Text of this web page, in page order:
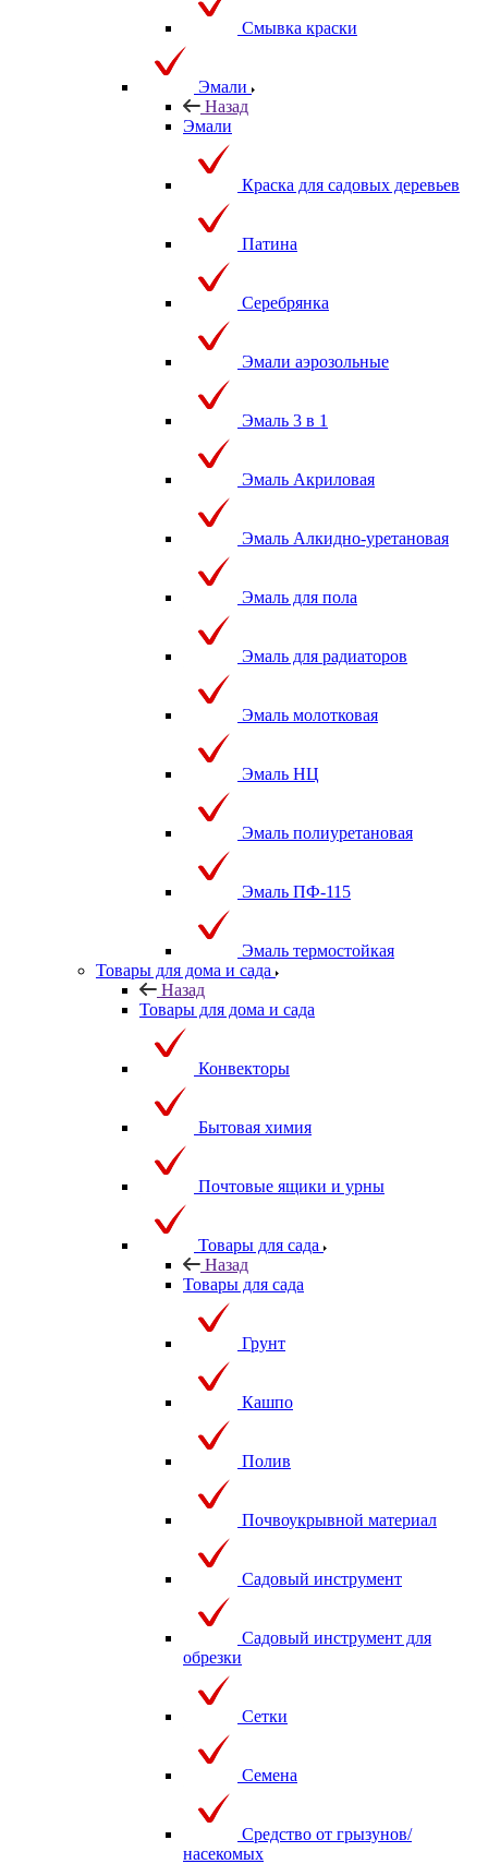
Смывка краски
Эмали
Назад
Эмали
Краска для садовых деревьев
Патина
Серебрянка
Эмали аэрозольные
Эмаль 3 в 1
Эмаль Акриловая
Эмаль Алкидно-уретановая
Эмаль для пола
Эмаль для радиаторов
Эмаль молотковая
Эмаль НЦ
Эмаль полиуретановая
Эмаль ПФ-115
Эмаль термостойкая
Товары для дома и сада
Назад
Товары для дома и сада
Конвекторы
Бытовая химия
Почтовые ящики и урны
Товары для сада
Назад
Товары для сада
Грунт
Кашпо
Полив
Почвоукрывной материал
Садовый инструмент
Садовый инструмент для
обрезки
Сетки
Семена
Средство от грызунов/
насекомых